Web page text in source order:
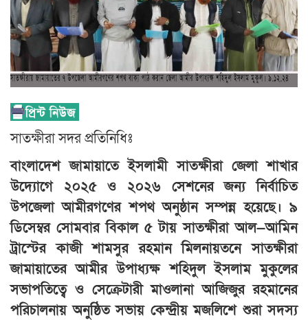
সাতক্ষীরা সদর প্রতিনিধিঃ
বাংলাদেশ জামায়াতে ইসলামী সাতক্ষীরা জেলা শাখার
উদ্যোগে ২০২৫ ও ২০২৬ সেশনের জন্য নির্বাচিত
উপজেলা আমীরগণের শপথ অনুষ্ঠান সম্পন্ন হয়েছে। ৯
ডিসেম্বর সোমবার বিকাল ৫ টায় সাতক্ষীরা আল—আমিন
ট্রাস্টের কাজী শামসুর রহমান মিলনায়তনে সাতক্ষীরা
জামায়াতের আমীর উপাধ্যক্ষ শহিদুল ইসলাম মুকুলের
সভাপতিত্বে ও সেক্রেটারী মাওলানা আজিজুর রহমানের
পরিচালনায় অনুষ্ঠিত সভায় কেন্দ্রীয় মজলিশে শুরা সদস্য